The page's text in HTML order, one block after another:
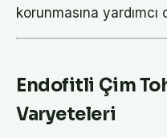
korunmasına yardımcı
Endofitli Çim
Varyeteleri